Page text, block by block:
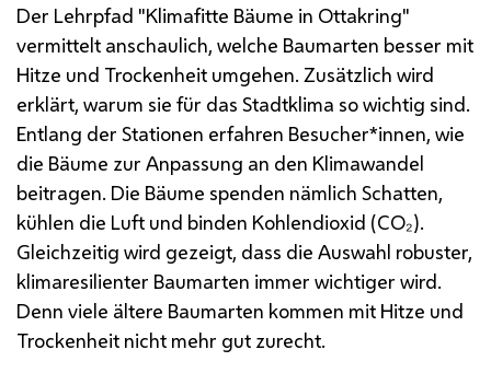
Der Lehrpfad "Klimafitte Bäume in Ottakring"
vermittelt anschaulich, welche Baumarten besser mit
Hitze und Trockenheit umgehen. Zusätzlich wird
erklärt, warum sie für das Stadtklima so wichtig sind.
Entlang der Stationen erfahren Besucher*innen, wie
die Bäume zur Anpassung an den Klimawandel
beitragen. Die Bäume spenden nämlich Schatten,
kühlen die Luft und binden Kohlendioxid (CO₂).
Gleichzeitig wird gezeigt, dass die Auswahl robuster,
klimaresilienter Baumarten immer wichtiger wird.
Denn viele ältere Baumarten kommen mit Hitze und
Trockenheit nicht mehr gut zurecht.